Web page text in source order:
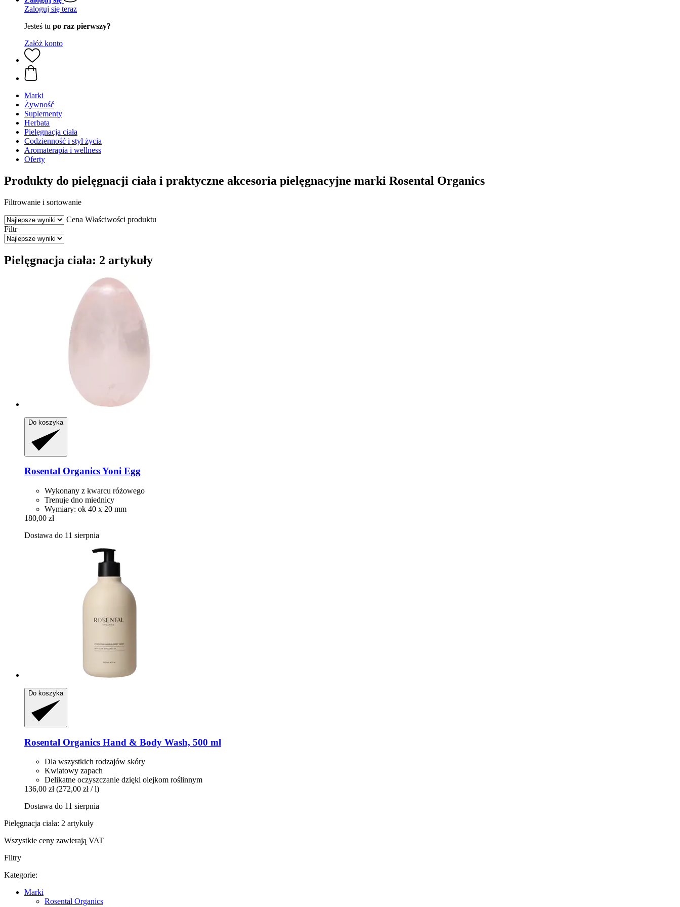
Zaloguj się teraz
Jesteś tu po raz pierwszy?
Załóż konto
Marki
Żywność
Suplementy
Herbata
Pielęgnacja ciała
Codzienność i styl życia
Aromaterapia i wellness
Oferty
Produkty do pielęgnacji ciała i praktyczne akcesoria pielęgnacyjne marki Rosental Organics
Filtrowanie i sortowanie
Cena Właściwości produktu
Filtr
Pielęgnacja ciała: 2 artykuły
Do koszyka
Rosental OrganicsYoni Egg
Wykonany z kwarcu różowego
Trenuje dno miednicy
Wymiary: ok 40 x 20 mm
180,00 zł
Dostawa do 11 sierpnia
Do koszyka
Rosental Organics Hand & Body Wash, 500 ml
Dla wszystkich rodzajów skóry
Kwiatowy zapach
Delikatne oczyszczanie dzięki olejkom roślinnym
136,00 zł (272,00 zł / l)
Dostawa do 11 sierpnia
Pielęgnacja ciała: 2 artykuły
Wszystkie ceny zawierają VAT
Filtry
Kategorie:
Marki
Rosental Organics